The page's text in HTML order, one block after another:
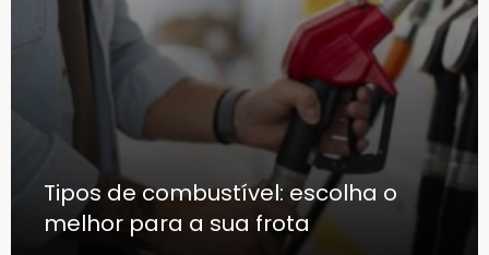
Tipos de combustível: escolha o
melhor para a sua frota